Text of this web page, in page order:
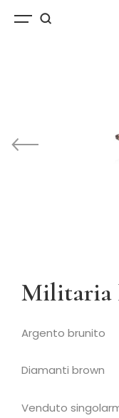
Militaria
Argento brunito
Diamanti brown
Venduto